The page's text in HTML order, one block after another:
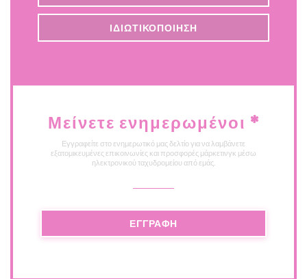
ΙΔΙΩΤΙΚΟΠΟΊΗΣΗ
Μείνετε ενημερωμένοι *
Εγγραφείτε στο ενημερωτικό μας δελτίο για να λαμβάνετε
εξατομικευμένες επικοινωνίες και προσφορές μάρκετινγκ μέσω
ηλεκτρονικού ταχυδρομείου από εμάς.
ΕΓΓΡΑΦΉ